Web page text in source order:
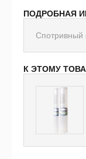
ПОДРОБНАЯ
Спотривный
К ЭТОМУ